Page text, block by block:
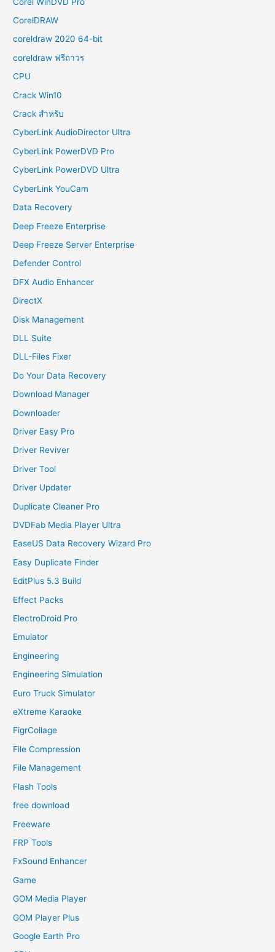
CorelDRAW
coreldraw 2020 64-bit
coreldraw ฟรีถาวร
CPU
Crack Win10
Crack สำหรับ
CyberLink AudioDirector Ultra
CyberLink PowerDVD Pro
CyberLink PowerDVD Ultra
CyberLink YouCam
Data Recovery
Deep Freeze Enterprise
Deep Freeze Server Enterprise
Defender Control
DFX Audio Enhancer
DirectX
Disk Management
DLL Suite
DLL-Files Fixer
Do Your Data Recovery
Download Manager
Downloader
Driver Easy Pro
Driver Reviver
Driver Tool
Driver Updater
Duplicate Cleaner Pro
DVDFab Media Player Ultra
EaseUS Data Recovery Wizard Pro
Easy Duplicate Finder
EditPlus 5.3 Build
Effect Packs
ElectroDroid Pro
Emulator
Engineering
Engineering Simulation
Euro Truck Simulator
eXtreme Karaoke
FigrCollage
File Compression
File Management
Flash Tools
free download
Freeware
FRP Tools
FxSound Enhancer
Game
GOM Media Player
GOM Player Plus
Google Earth Pro